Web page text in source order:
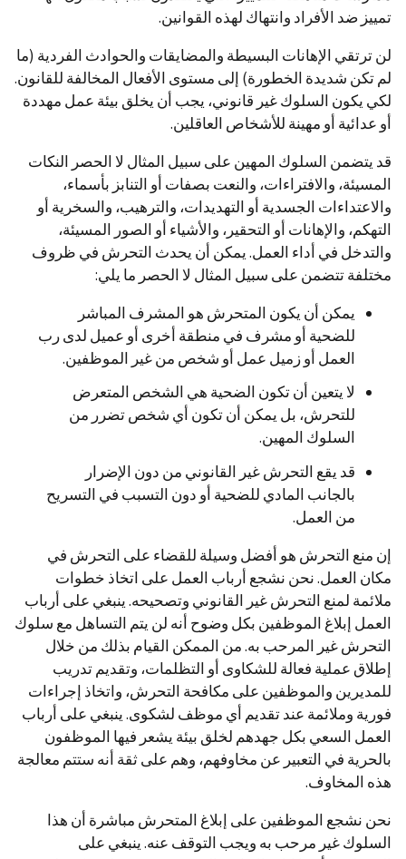
تمييز ضد الأفراد وانتهاك لهذه القوانين.
لن ترتقي الإهانات البسيطة والمضايقات والحوادث الفردية (ما
لم تكن شديدة الخطورة) إلى مستوى الأفعال المخالفة للقانون.
لكي يكون السلوك غير قانوني، يجب أن يخلق بيئة عمل مهددة
أو عدائية أو مهينة للأشخاص العاقلين.
قد يتضمن السلوك المهين على سبيل المثال لا الحصر النكات
المسيئة، والافتراءات، والنعت بصفات أو التنابز بأسماء،
والاعتداءات الجسدية أو التهديدات، والترهيب، والسخرية أو
التهكم، والإهانات أو التحقير، والأشياء أو الصور المسيئة،
والتدخل في أداء العمل. يمكن أن يحدث التحرش في ظروف
مختلفة تتضمن على سبيل المثال لا الحصر ما يلي:
يمكن أن يكون المتحرش هو المشرف المباشر
للضحية أو مشرف في منطقة أخرى أو عميل لدى رب
العمل أو زميل عمل أو شخص من غير الموظفين.
لا يتعين أن تكون الضحية هي الشخص المتعرض
للتحرش، بل يمكن أن تكون أي شخص تضرر من
السلوك المهين.
قد يقع التحرش غير القانوني من دون الإضرار
بالجانب المادي للضحية أو دون التسبب في التسريح
من العمل.
إن منع التحرش هو أفضل وسيلة للقضاء على التحرش في
مكان العمل. نحن نشجع أرباب العمل على اتخاذ خطوات
ملائمة لمنع التحرش غير القانوني وتصحيحه. ينبغي على أرباب
العمل إبلاغ الموظفين بكل وضوح أنه لن يتم التساهل مع سلوك
التحرش غير المرحب به. من الممكن القيام بذلك من خلال
إطلاق عملية فعالة للشكاوى أو التظلمات، وتقديم تدريب
للمديرين والموظفين على مكافحة التحرش، واتخاذ إجراءات
فورية وملائمة عند تقديم أي موظف لشكوى. ينبغي على أرباب
العمل السعي بكل جهدهم لخلق بيئة يشعر فيها الموظفون
بالحرية في التعبير عن مخاوفهم، وهم على ثقة أنه ستتم معالجة
هذه المخاوف.
نحن نشجع الموظفين على إبلاغ المتحرش مباشرة أن هذا
السلوك غير مرحب به ويجب التوقف عنه. ينبغي على